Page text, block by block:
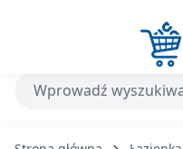
Przejdź do głównej